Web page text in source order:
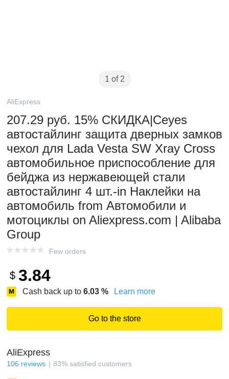
1 of 2
AliExpress
207.29 руб. 15% СКИДКА|Ceyes
автостайлинг защита дверных замков
чехол для Lada Vesta SW Xray Cross
автомобильное приспособление для
бейджа из нержавеющей стали
автостайлинг 4 шт.-in Наклейки на
автомобиль from Автомобили и
мотоциклы on Aliexpress.com | Alibaba
Group
Few orders
$ 3.84
Cash back up to 6.03 % Learn more
Go to the store
AliExpress
106 reviews 83% satisfied customers